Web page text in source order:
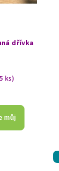
dřívka
ks)
můj